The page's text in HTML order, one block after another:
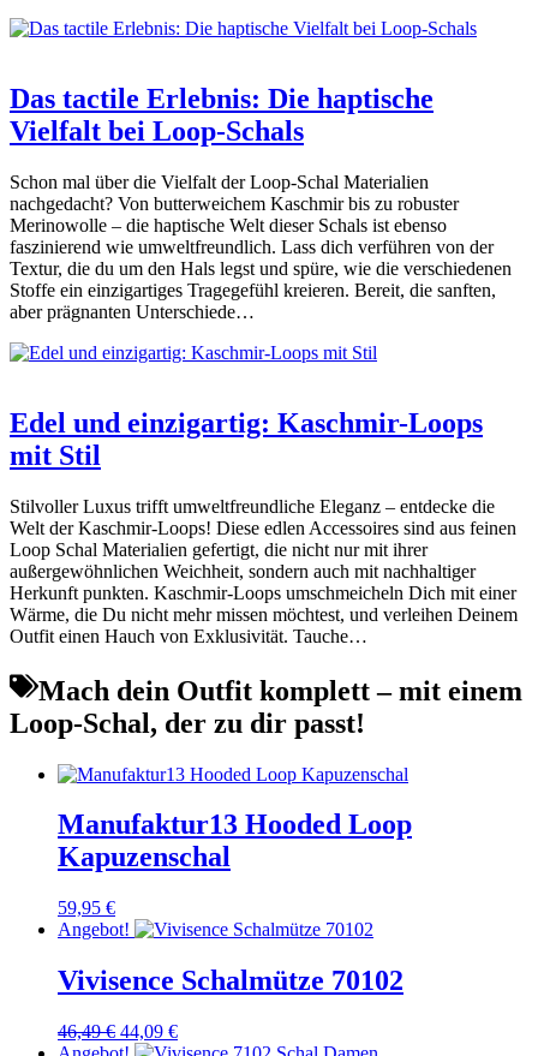
Das tactile Erlebnis: Die haptische
Vielfalt bei Loop-Schals
Schon mal über die Vielfalt der Loop-Schal Materialien
nachgedacht? Von butterweichem Kaschmir bis zu robuster
Merinowolle – die haptische Welt dieser Schals ist ebenso
faszinierend wie umweltfreundlich. Lass dich verführen von der
Textur, die du um den Hals legst und spüre, wie die verschiedenen
Stoffe ein einzigartiges Tragegefühl kreieren. Bereit, die sanften,
aber prägnanten Unterschiede…
Edel und einzigartig: Kaschmir-Loops
mit Stil
Stilvoller Luxus trifft umweltfreundliche Eleganz – entdecke die
Welt der Kaschmir-Loops! Diese edlen Accessoires sind aus feinen
Loop Schal Materialien gefertigt, die nicht nur mit ihrer
außergewöhnlichen Weichheit, sondern auch mit nachhaltiger
Herkunft punkten. Kaschmir-Loops umschmeicheln Dich mit einer
Wärme, die Du nicht mehr missen möchtest, und verleihen Deinem
Outfit einen Hauch von Exklusivität. Tauche…
Mach dein Outfit komplett – mit einem
Loop-Schal, der zu dir passt!
Manufaktur13 Hooded Loop
Kapuzenschal
59,95 €
Angebot!
Vivisence Schalmütze 70102
46,49€ Ursprünglicher
44,09 €Aktueller